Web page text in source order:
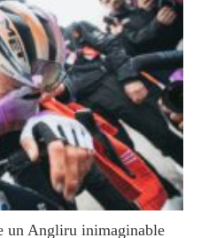
un Angliru inimaginable